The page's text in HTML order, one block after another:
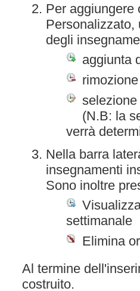
Per aggiungere
Personalizzato,
degli
aggiunta
(N.B: la
verrà
Nella barra
insegnamenti
Sono inoltre
settimanale
Elimina
Al termine
costruito.